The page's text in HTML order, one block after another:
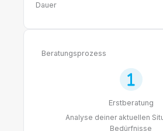
Dauer
Beratungsprozess
Erstberatung
Analyse deiner aktuellen
Bedürfnisse